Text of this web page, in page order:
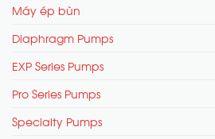
Máy ép bùn
Diaphragm Pumps
EXP Series Pumps
Pro Series Pumps
Specialty Pumps